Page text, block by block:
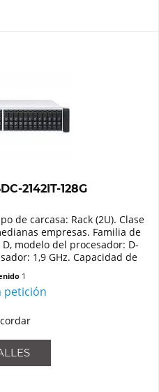
2142IT-128G
de carcasa: Rack (2U). Clase
empresas. Familia de
modelo del procesador: D-
1,9 GHz. Capacidad de
1
petición